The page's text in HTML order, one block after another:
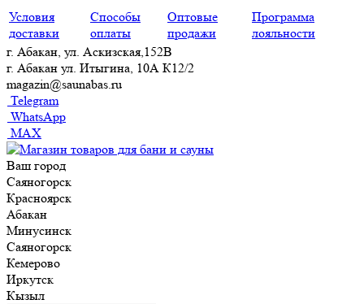
Условия
доставки
Способы
оплаты
Оптовые
продажи
Программа
лояльности
г. Абакан, ул. Аскизская,152В
г. Абакан ул. Итыгина, 10А К12/2
magazin@saunabas.ru
Telegram
WhatsApp
MAX
Ваш город
Саяногорск
Красноярск
Абакан
Минусинск
Саяногорск
Кемерово
Иркутск
Кызыл